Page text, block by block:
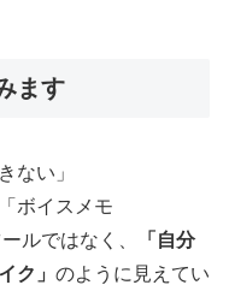
ます
ない」
ボイスメモ
ルではなく、
「自分
ク」 のように見えてい